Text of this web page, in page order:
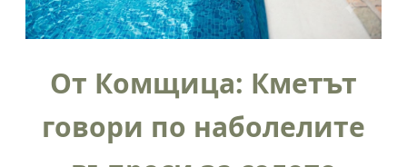
От Комщица: Кметът
говори по наболелите